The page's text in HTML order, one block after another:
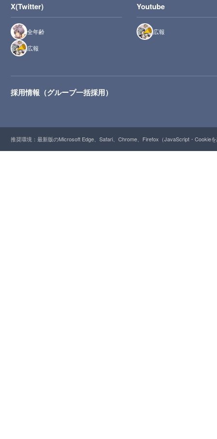
X(Twitter)
全年齢
広報
Youtube
広報
採用情報（グループ一括採用）
推奨環境：最新版のMicrosoft Edge、Safari、Chrome、Firefox（JavaScript・Cookie